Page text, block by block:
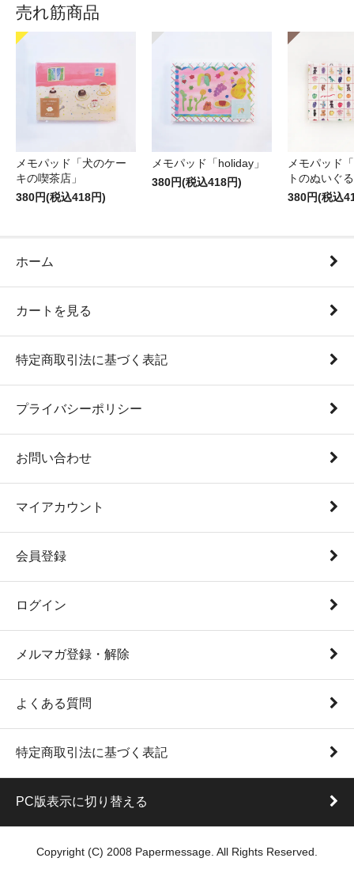
売れ筋商品
メモパッド「犬のケー
キの喫茶店」
380円(税込418円)
メモパッド「holiday」
380円(税込418円)
メモパッド
トのぬいぐ
380円(税込
ホーム
カートを見る
特定商取引法に基づく表記
プライバシーポリシー
お問い合わせ
マイアカウント
会員登録
ログイン
メルマガ登録・解除
よくある質問
特定商取引法に基づく表記
PC版表示に切り替える
Copyright (C) 2008 Papermessage. All Rights Reserved.